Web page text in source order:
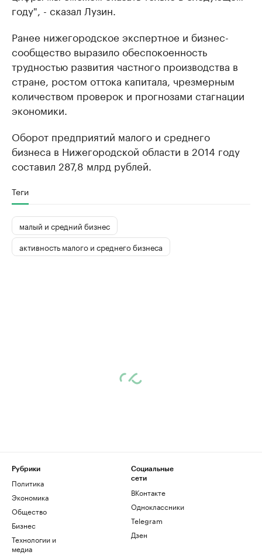
году", - сказал Лузин.
Ранее нижегородское экспертное и бизнес-
сообщество выразило обеспокоенность
трудностью развития частного производства в
стране, ростом оттока капитала, чрезмерным
количеством проверок и прогнозами стагнации
экономики.
Оборот предприятий малого и среднего
бизнеса в Нижегородской области в 2014 году
составил 287,8 млрд рублей.
Теги
малый и средний бизнес
активность малого и среднего бизнеса
Рубрики
Политика
Экономика
Общество
Бизнес
Технологии и
медиа
Социальные
сети
ВКонтакте
Одноклассники
Telegram
Дзен